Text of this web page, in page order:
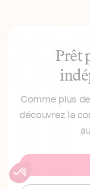
Prêt
Comme plus
découvrez la